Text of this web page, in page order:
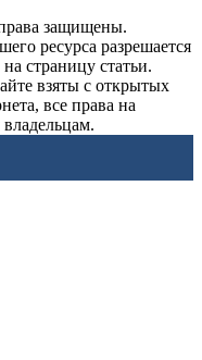
защищены.
ресурса разрешается
страницу статьи.
взяты с открытых
все права на